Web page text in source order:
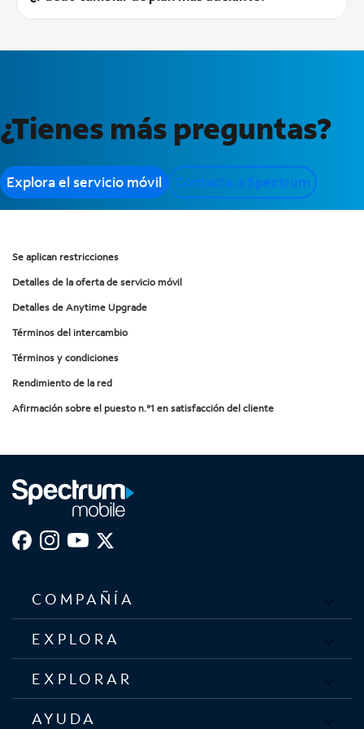
¿Tienes más preguntas?
Explora el servicio móvil Contacta a Spectrum
Se aplican restricciones
Detalles de la oferta de servicio móvil
Detalles de Anytime Upgrade
Términos del intercambio
Términos y condiciones
Rendimiento de la red
Afirmación sobre el puesto n.°1 en satisfacción del cliente
COMPAÑÍA
EXPLORA
EXPLORAR
AYUDA